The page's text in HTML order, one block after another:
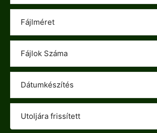
Fájlméret
Fájlok Száma
Dátumkészítés
Utoljára frissített